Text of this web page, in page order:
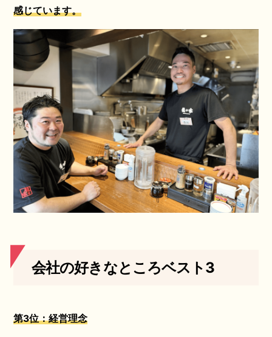
感じています。
会社の好きなところベスト3
第3位：経営理念